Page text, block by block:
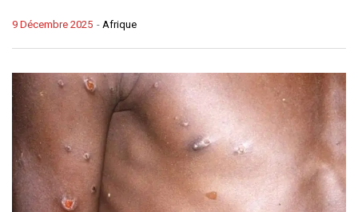
- Afrique
9 Décembre 2025